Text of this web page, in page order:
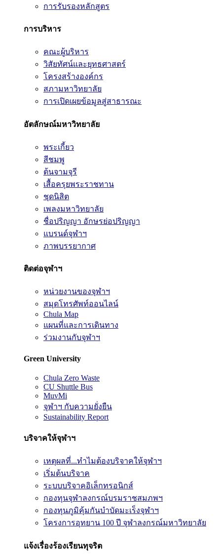
การรับรองหลักสูตร
การบริหาร
คณะผู้บริหาร
วิสัยทัศน์และยุทธศาสตร์
โครงสร้างองค์กร
สภามหาวิทยาลัย
การเปิดเผยข้อมูลสู่สาธารณะ
อัตลักษณ์มหาวิทยาลัย
พระเกี้ยว
สีชมพู
ต้นจามจุรี
เสื้อครุยพระราชทาน
ชุดนิสิต
เพลงมหาวิทยาลัย
ชื่อปริญญา อักษรย่อปริญญา
แบรนด์จุฬาฯ
ภาพบรรยากาศ
ติดต่อจุฬาฯ
หน่วยงานของจุฬาฯ
สมุดโทรศัพท์ออนไลน์
Chula Map
แผนที่และการเดินทาง
ร่วมงานกับจุฬาฯ
Green University
Chula Zero Waste
CU Shuttle Bus
MuvMi
จุฬาฯ กับความยั่งยืน
Sustainability Report
บริจาคให้จุฬาฯ
เหตุผลที่...ทำไมต้องบริจาคให้จุฬาฯ
เริ่มต้นบริจาค
ระบบบริจาคอิเล็กทรอนิกส์
กองทุนจุฬาลงกรณ์บรมราชสมภพฯ
กองทุนภูมิคุ้มกันบำบัดมะเร็งจุฬาฯ
โครงการอุทยาน 100 ปี จุฬาลงกรณ์มหาวิทยาลัย
แจ้งเรื่องร้องเรียนทุจริต